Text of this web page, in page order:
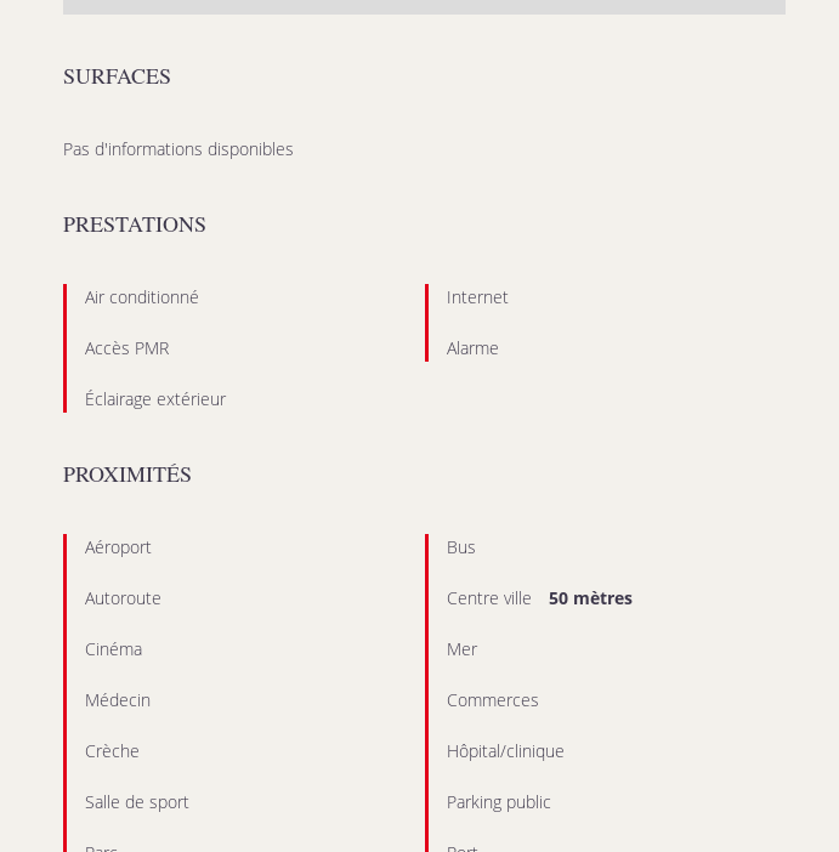
SURFACES
Pas d'informations disponibles
PRESTATIONS
Air conditionné Internet
Accès PMR Alarme
Éclairage extérieur
PROXIMITÉS
Aéroport Bus
Autoroute Centre ville 50 mètres
Cinéma Mer
Médecin Commerces
Crèche Hôpital/clinique
Salle de sport Parking public